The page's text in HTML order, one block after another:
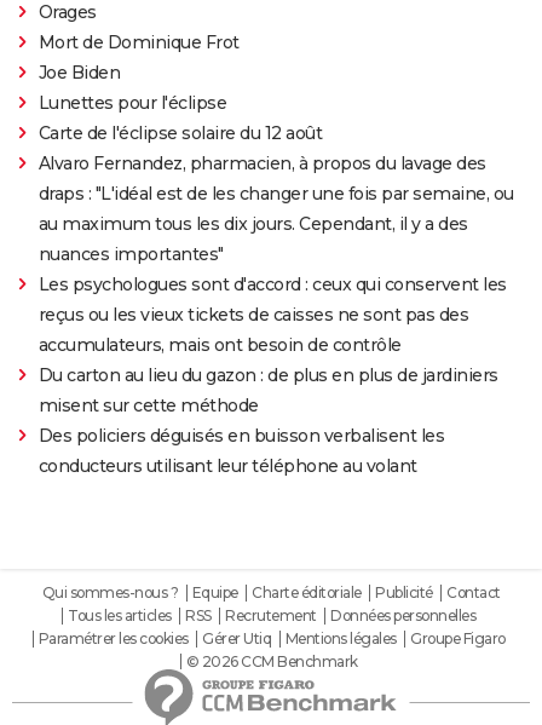
Orages
Mort de Dominique Frot
Joe Biden
Lunettes pour l'éclipse
Carte de l'éclipse solaire du 12 août
Alvaro Fernandez, pharmacien, à propos du lavage des
draps : "L'idéal est de les changer une fois par semaine, ou
au maximum tous les dix jours. Cependant, il y a des
nuances importantes"
Les psychologues sont d'accord : ceux qui conservent les
reçus ou les vieux tickets de caisses ne sont pas des
accumulateurs, mais ont besoin de contrôle
Du carton au lieu du gazon : de plus en plus de jardiniers
misent sur cette méthode
Des policiers déguisés en buisson verbalisent les
conducteurs utilisant leur téléphone au volant
Qui sommes-nous ? Equipe Charte éditoriale Publicité
Contact
Tous les articles
RSS Recrutement
Données personnelles
Paramétrer les cookies
Gérer Utiq Mentions légales
Groupe Figaro
© 2026 CCM Benchmark